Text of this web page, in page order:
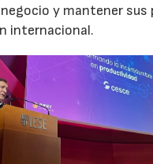
y mantener sus
internacional.